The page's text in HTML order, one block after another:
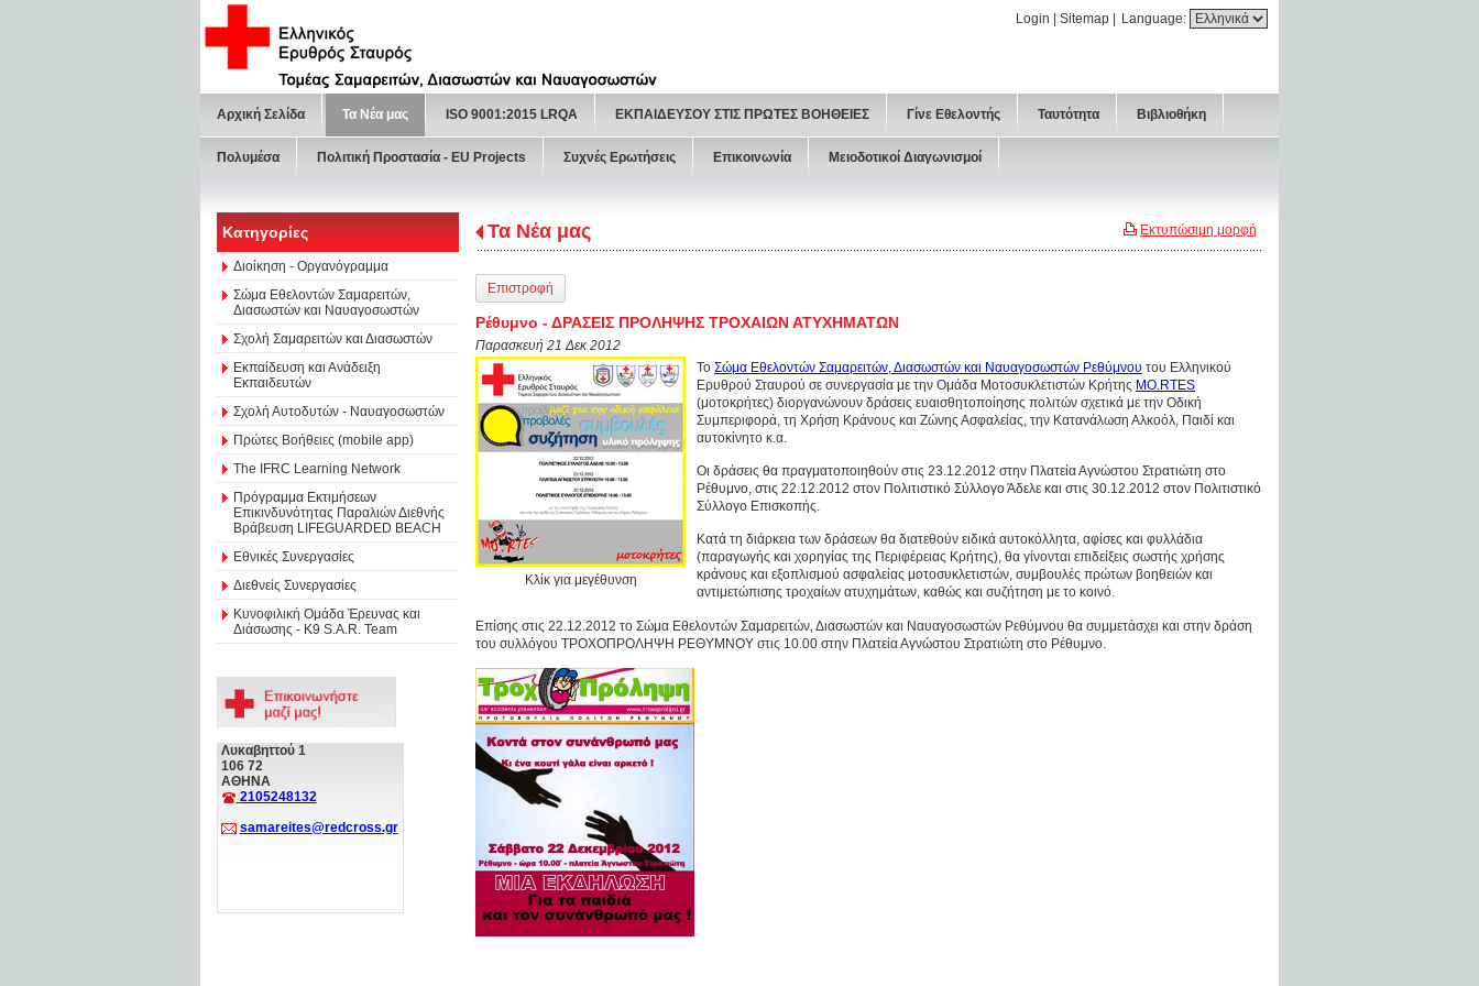
Language:
Login Sitemap
Αρχική Σελίδα Τα Νέα μας ISO 9001:2015 LRQA ΕΚΠΑΙΔΕΥΣΟΥ ΣΤΙΣ ΠΡΩΤΕΣ ΒΟΗΘΕΙΕΣ Γίνε Εθελοντής Ταυτότητα Βιβλιοθήκη
Πολυμέσα Πολιτική Προστασία - ΕU Projects Συχνές Ερωτήσεις Επικοινωνία Μειοδοτικοί Διαγωνισμοί
Κατηγορίες
Διοίκηση - Οργανόγραμμα
Σώμα Εθελοντών Σαμαρειτών,
Διασωστών και Ναυαγοσωστών
Σχολή Σαμαρειτών και Διασωστών
Εκπαίδευση και Ανάδειξη
Εκπαιδευτών
Σχολή Αυτοδυτών - Ναυαγοσωστών
Πρώτες Βοήθειες (mobile app)
The IFRC Learning Network
Πρόγραμμα Εκτιμήσεων
Επικινδυνότητας Παραλιών Διεθνής
Βράβευση LIFEGUARDED BEACH
Εθνικές Συνεργασίες
Διεθνείς Συνεργασίες
Κυνοφιλική Ομάδα Έρευνας και
Διάσωσης - Κ9 S.A.R. Team
Λυκαβηττού 1
106 72
ΑΘΗΝΑ
2105248132
samareites@redcross.gr
Εκτυπώσιμη μορφή
Τα Νέα μας
Επιστροφή
Ρέθυμνο - ΔΡΑΣΕΙΣ ΠΡΟΛΗΨΗΣ ΤΡΟΧΑΙΩΝ ΑΤΥΧΗΜΑΤΩΝ
Παρασκευή 21 Δεκ 2012
Κλίκ για μεγέθυνση
Το Σώμα Εθελοντών Σαμαρειτών, Διασωστών και Ναυαγοσωστών Ρεθύμνου του Ελληνικού
Ερυθρού Σταυρού σε συνεργασία με την Ομάδα Μοτοσυκλετιστών Κρήτης MO.RTES
(μοτοκρήτες) διοργανώνουν δράσεις ευαισθητοποίησης πολιτών σχετικά με την Οδική
Συμπεριφορά, τη Χρήση Κράνους και Ζώνης Ασφαλείας, την Κατανάλωση Αλκοόλ, Παιδί και
αυτοκίνητο κ.α.
Οι δράσεις θα πραγματοποιηθούν στις 23.12.2012 στην Πλατεία Αγνώστου Στρατιώτη στο
Ρέθυμνο, στις 22.12.2012 στον Πολιτιστικό Σύλλογο Άδελε και στις 30.12.2012 στον Πολιτιστικό
Σύλλογο Επισκοπής.
Κατά τη διάρκεια των δράσεων θα διατεθούν ειδικά αυτοκόλλητα, αφίσες και φυλλάδια
(παραγωγής και χορηγίας της Περιφέρειας Κρήτης), θα γίνονται επιδείξεις σωστής χρήσης
κράνους και εξοπλισμού ασφαλείας μοτοσυκλετιστών, συμβουλές πρώτων βοηθειών και
αντιμετώπισης τροχαίων ατυχημάτων, καθώς και συζήτηση με το κοινό.
Επίσης στις 22.12.2012 το Σώμα Εθελοντών Σαμαρειτών, Διασωστών και Ναυαγοσωστών Ρεθύμνου θα συμμετάσχει και στην δράση
του συλλόγου ΤΡΟΧΟΠΡΟΛΗΨΗ ΡΕΘΥΜΝΟΥ στις 10.00 στην Πλατεία Αγνώστου Στρατιώτη στο Ρέθυμνο.